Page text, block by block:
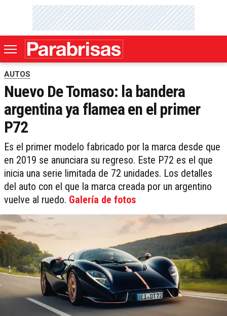
AUTOS
Nuevo De Tomaso: la bandera
argentina ya flamea en el primer
P72
Es el primer modelo fabricado por la marca desde que
en 2019 se anunciara su regreso. Este P72 es el que
inicia una serie limitada de 72 unidades. Los detalles
del auto con el que la marca creada por un argentino
vuelve al ruedo. Galería de fotos